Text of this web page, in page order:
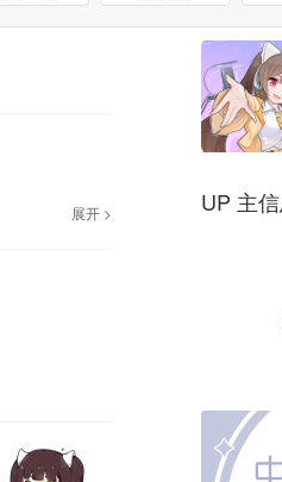
展开 > UP 主